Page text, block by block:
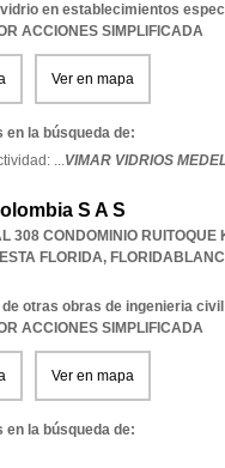
en establecimientos
ACCIONES SIMPLIFICADA
Ver en mapa
en la búsqueda de:
...VIMAR VIDRIOS
S A S
308 CONDOMINIO RUITOQUE
FLORIDA,
otras obras de ingenieria civil
ACCIONES SIMPLIFICADA
Ver en mapa
en la búsqueda de: